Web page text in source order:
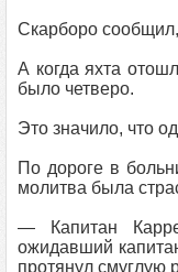
Скарборо сообщил,
А когда яхта
было четверо.
Это значило, что
По дороге в
молитва была
— Капитан
ожидавший
протянул смуглую